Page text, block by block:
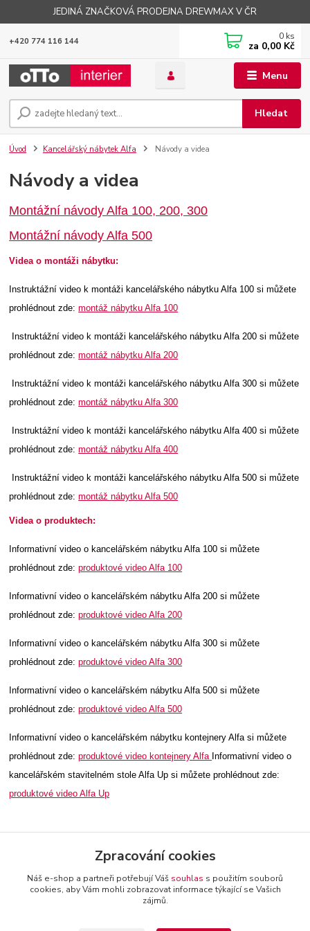
JEDINÁ ZNAČKOVÁ PRODEJNA DREWMAX V ČR
Menu
Hledat
+420 774 116 144 0 ks
za 0,00 Kč
Úvod Kancelářský nábytek Alfa Návody a videa
Návody a videa
Montážní návody Alfa 100, 200, 300
Montážní návody Alfa 500
Videa o montáži nábytku:
Instruktážní video k montáži kancelářského nábytku Alfa 100 si můžete
prohlédnout zde:montáž nábytku Alfa 100
Instruktážní video k montáži kancelářského nábytku Alfa 200 si můžete
prohlédnout zde:montáž nábytku Alfa 200
Instruktážní video k montáži kancelářského nábytku Alfa 300 si můžete
prohlédnout zde:montáž nábytku Alfa 300
Instruktážní video k montáži kancelářského nábytku Alfa 400 si můžete
prohlédnout zde:montáž nábytku Alfa 400
Instruktážní video k montáži kancelářského nábytku Alfa 500 si můžete
prohlédnout zde:montáž nábytku Alfa 500
Videa o produktech:
Informativní video o kancelářském nábytku Alfa 100 si můžete
prohlédnout zde:produktové video Alfa 100
Informativní video o kancelářském nábytku Alfa 200 si můžete
prohlédnout zde:produktové video Alfa 200
Informativní video o kancelářském nábytku Alfa 300 si můžete
prohlédnout zde:produktové video Alfa 300
Informativní video o kancelářském nábytku Alfa 500 si můžete
prohlédnout zde:produktové video Alfa 500
Informativní video o kancelářském nábytku kontejnery Alfa si můžete
prohlédnout zde:produktové video kontejnery Alfa Informativní video o
kancelářském stavitelném stole Alfa Up si můžete prohlédnout zde:
produktové video Alfa Up
Zpracování cookies
Náš e-shop a partneři potřebují Váš souhlas s použitím souborů
cookies, aby Vám mohli zobrazovat informace týkající se Vašich
zájmů.